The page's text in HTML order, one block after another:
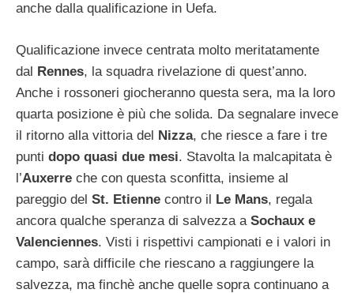
anche dalla qualificazione in Uefa.
Qualificazione invece centrata molto meritatamente
dal Rennes, la squadra rivelazione di quest’anno.
Anche i rossoneri giocheranno questa sera, ma la loro
quarta posizione è più che solida. Da segnalare invece
il ritorno alla vittoria del Nizza, che riesce a fare i tre
punti dopo quasi due mesi. Stavolta la malcapitata è
l’Auxerre che con questa sconfitta, insieme al
pareggio del St. Etienne contro il Le Mans, regala
ancora qualche speranza di salvezza a Sochaux e
Valenciennes. Visti i rispettivi campionati e i valori in
campo, sarà difficile che riescano a raggiungere la
salvezza, ma finchè anche quelle sopra continuano a